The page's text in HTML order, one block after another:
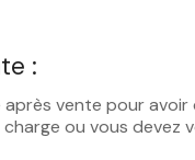
:
après vente pour
charge ou vous